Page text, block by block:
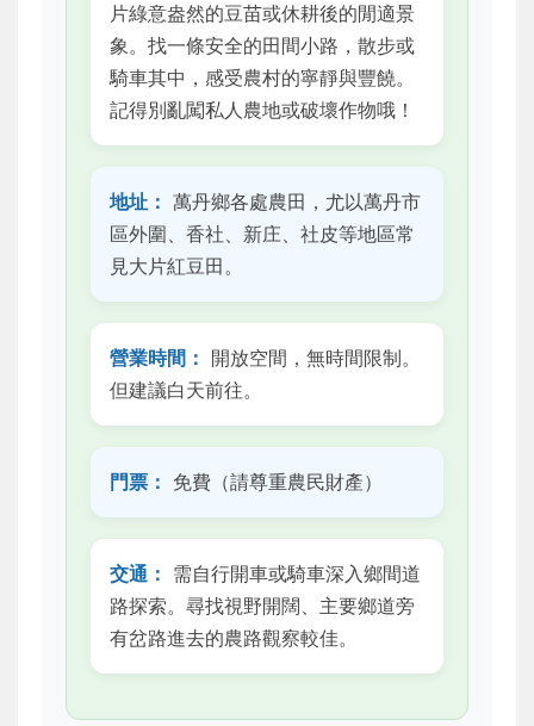
片綠意盎然的豆苗或休耕後的閒適景
象。找一條安全的田間小路，散步或
騎車其中，感受農村的寧靜與豐饒。
記得別亂闖私人農地或破壞作物哦！
地址： 萬丹鄉各處農田，尤以萬丹市
區外圍、香社、新庄、社皮等地區常
見大片紅豆田。
營業時間： 開放空間，無時間限制。
但建議白天前往。
門票： 免費（請尊重農民財產）
交通： 需自行開車或騎車深入鄉間道
路探索。尋找視野開闊、主要鄉道旁
有岔路進去的農路觀察較佳。